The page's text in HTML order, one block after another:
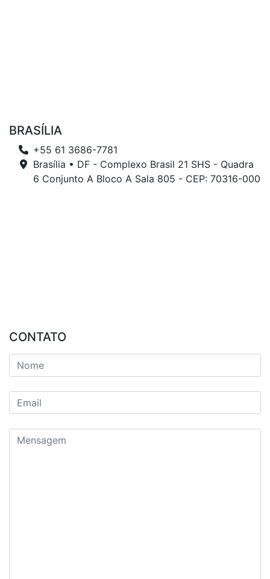
BRASÍLIA
+55 61 3686-7781
Brasília • DF - Complexo Brasil 21 SHS - Quadra
6 Conjunto A Bloco A Sala 805 - CEP: 70316-000
CONTATO